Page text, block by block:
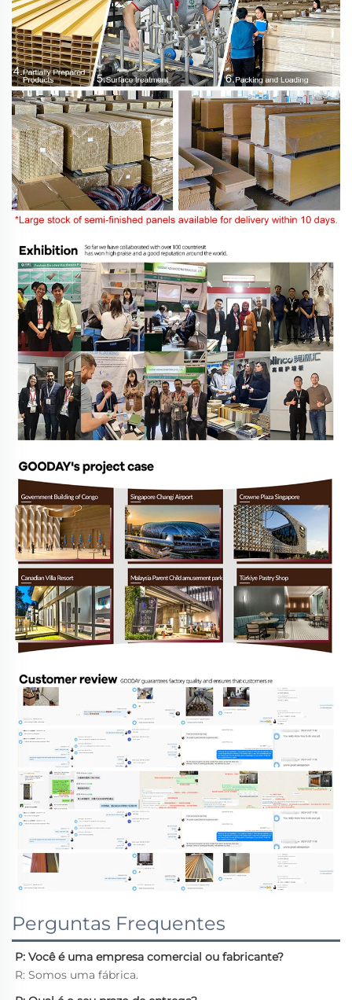
Perguntas Frequentes
P: Você é uma empresa comercial ou fabricante?
R: Somos uma fábrica.